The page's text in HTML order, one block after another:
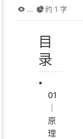
...
约 1 字
目
录
01
原
理